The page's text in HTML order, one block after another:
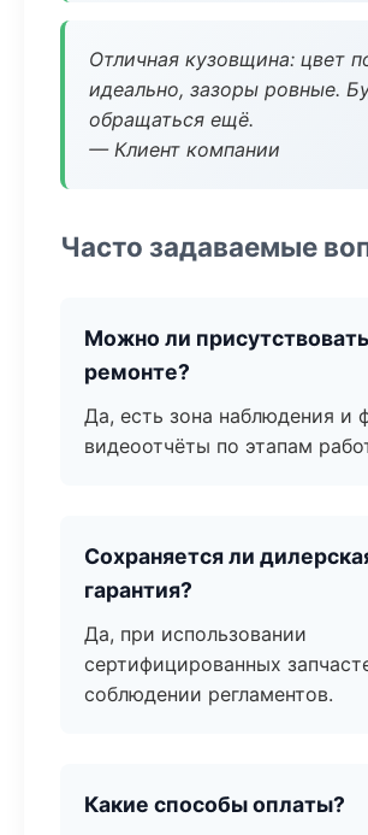
Отличная кузовщина: цвет
идеально, зазоры ровные.
обращаться ещё.
— Клиент компании
Часто задаваемые
Можно ли
ремонте?
Да, есть зона наблюдения и
видеоотчёты по этапам
Сохраняется ли
гарантия?
Да, при использовании
сертифицированных
соблюдении регламентов.
Какие способы оплаты?